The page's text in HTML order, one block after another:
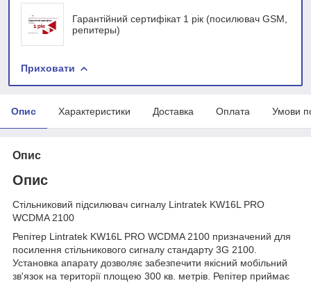
Гарантійний сертифікат 1 рік (посилювач GSM,
репитеры)
Приховати
Опис Характеристики Доставка Оплата Умови
Опис
Опис
Стільниковий підсилювач сигналу Lintratek KW16L PRO
WCDMA 2100
Репітер Lintratek KW16L PRO WCDMA 2100 призначений для
посилення стільникового сигналу стандарту 3G 2100.
Установка апарату дозволяє забезпечити якісний мобільний
зв'язок на території площею 300 кв. метрів. Репітер приймає